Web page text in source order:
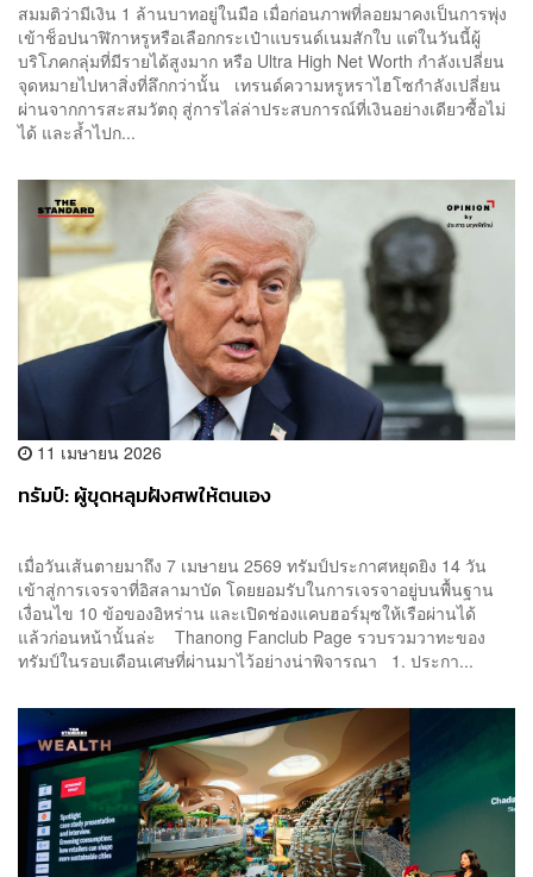
สมมติว่ามีเงิน 1 ล้านบาทอยู่ในมือ เมื่อก่อนภาพที่ลอยมาคงเป็นการพุ่ง
เข้าช็อปนาฬิกาหรูหรือเลือกกระเป๋าแบรนด์เนมสักใบ แต่ในวันนี้ผู้
บริโภคกลุ่มที่มีรายได้สูงมาก หรือ Ultra High Net Worth กำลังเปลี่ยน
จุดหมายไปหาสิ่งที่ลึกกว่านั้น เทรนด์ความหรูหราไฮโซกำลังเปลี่ยน
ผ่านจากการสะสมวัตถุ สู่การไล่ล่าประสบการณ์ที่เงินอย่างเดียวซื้อไม่
ได้ และล้ำไปก...
11 เมษายน 2026
ทรัมป์: ผู้ขุดหลุมฝังศพให้ตนเอง
​เมื่อวันเส้นตายมาถึง 7 เมษายน 2569 ทรัมป์ประกาศหยุดยิง 14 วัน
เข้าสู่การเจรจาที่อิสลามาบัด โดยยอมรับในการเจรจาอยู่บนพื้นฐาน
เงื่อนไข 10 ข้อของอิหร่าน และเปิดช่องแคบฮอร์มุซให้เรือผ่านได้ ​
แล้วก่อนหน้านั้นล่ะ ​Thanong Fanclub Page รวบรวมวาทะของ
ทรัมป์ในรอบเดือนเศษที่ผ่านมาไว้อย่างน่าพิจารณา 1. ประกา...